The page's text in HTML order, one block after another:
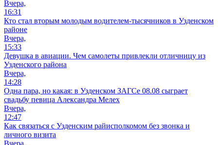
Вчера,
16:31
Кто стал вторым молодым водителем-тысячников в Узденском
районе
Вчера,
15:33
Девушка в авиации. Чем самолеты привлекли отличницу из
Узденского района
Вчера,
14:28
Одна пара, но какая: в Узденском ЗАГСе 08.08 сыграет
свадьбу певица Александра Мелех
Вчера,
12:47
Как связаться с Узденским райисполкомом без звонка и
личного визита